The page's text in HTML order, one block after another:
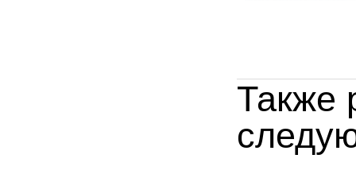
Также